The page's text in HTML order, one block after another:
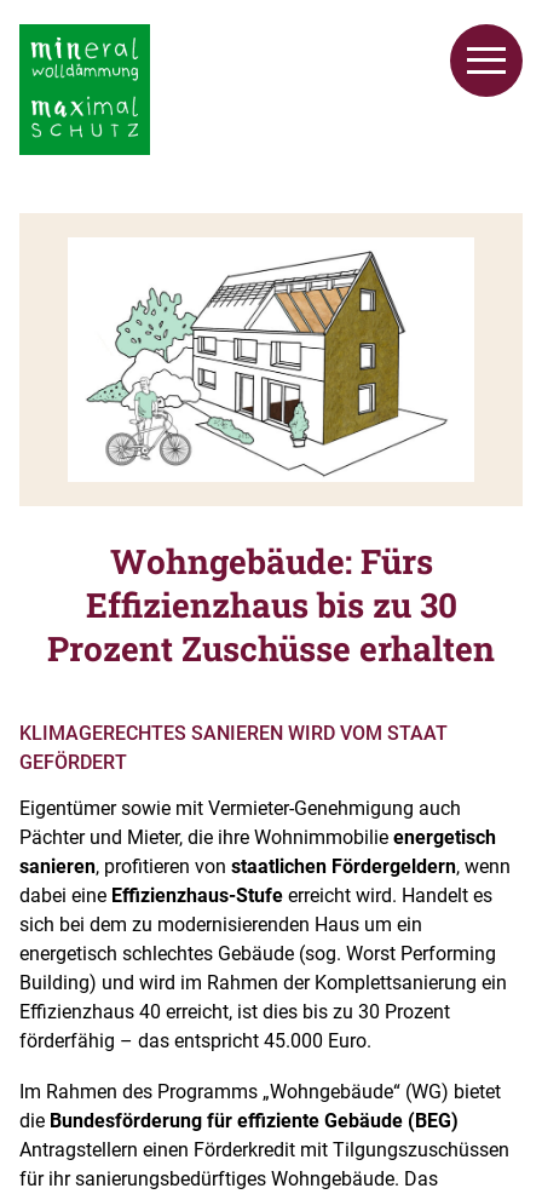
Wohngebäude: Fürs
Effizienzhaus bis zu 30
Prozent Zuschüsse erhalten
KLIMAGERECHTES SANIEREN WIRD VOM STAAT
GEFÖRDERT
Eigentümer sowie mit Vermieter-Genehmigung auch
Pächter und Mieter, die ihre Wohnimmobilie energetisch
sanieren, profitieren von staatlichen Fördergeldern, wenn
dabei eine Effizienzhaus-Stufe erreicht wird. Handelt es
sich bei dem zu modernisierenden Haus um ein
energetisch schlechtes Gebäude (sog. Worst Performing
Building) und wird im Rahmen der Komplettsanierung ein
Effizienzhaus 40 erreicht, ist dies bis zu 30 Prozent
förderfähig – das entspricht 45.000 Euro.
Im Rahmen des Programms „Wohngebäude“ (WG) bietet
die Bundesförderung für effiziente Gebäude (BEG)
Antragstellern einen Förderkredit mit Tilgungszuschüssen
für ihr sanierungsbedürftiges Wohngebäude. Das